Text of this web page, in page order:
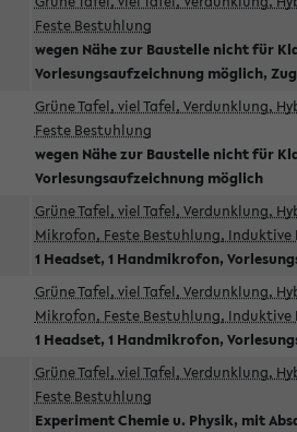
Feste Bestuhlung
wegen Nähe zur Baustelle nicht für
Vorlesungsaufzeichnung möglich,
Grüne Tafel, viel Tafel, Verdunklung,
Feste Bestuhlung
wegen Nähe zur Baustelle nicht für
Vorlesungsaufzeichnung möglich
Grüne Tafel, viel Tafel, Verdunklung,
Mikrofon, Feste Bestuhlung, Induktive
1 Headset, 1 Handmikrofon,
Grüne Tafel, viel Tafel, Verdunklung,
Mikrofon, Feste Bestuhlung, Induktive
1 Headset, 1 Handmikrofon,
Grüne Tafel, viel Tafel, Verdunklung,
Feste Bestuhlung
Experiment Chemie u. Physik, mit